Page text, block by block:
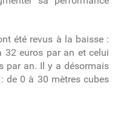
été revus à la baisse :
32 euros par an et celui
par an. Il y a désormais
de 0 à 30 mètres cubes